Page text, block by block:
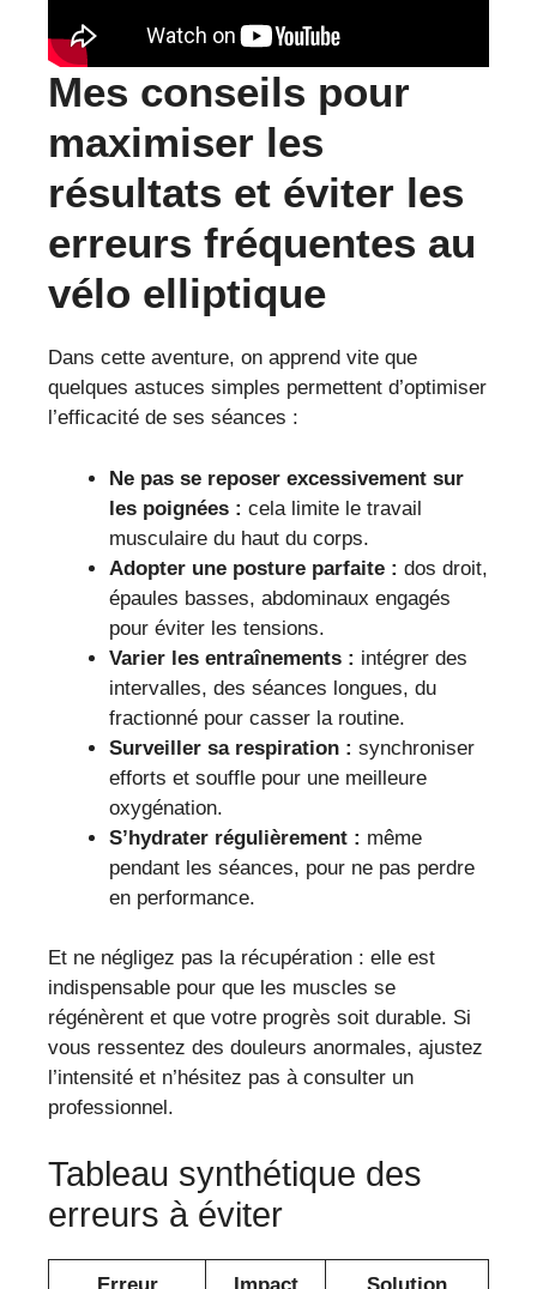
Mes conseils pour
maximiser les
résultats et éviter les
erreurs fréquentes au
vélo elliptique
Dans cette aventure, on apprend vite que
quelques astuces simples permettent d’optimiser
l’efficacité de ses séances :
Ne pas se reposer excessivement sur
les poignées : cela limite le travail
musculaire du haut du corps.
Adopter une posture parfaite : dos droit,
épaules basses, abdominaux engagés
pour éviter les tensions.
Varier les entraînements : intégrer des
intervalles, des séances longues, du
fractionné pour casser la routine.
Surveiller sa respiration : synchroniser
efforts et souffle pour une meilleure
oxygénation.
S’hydrater régulièrement : même
pendant les séances, pour ne pas perdre
en performance.
Et ne négligez pas la récupération : elle est
indispensable pour que les muscles se
régénèrent et que votre progrès soit durable. Si
vous ressentez des douleurs anormales, ajustez
l’intensité et n’hésitez pas à consulter un
professionnel.
Tableau synthétique des
erreurs à éviter